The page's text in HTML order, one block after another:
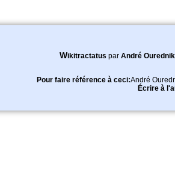
Wikitractatus par André Ourednik
Pour faire référence à ceci:André
Écrire à